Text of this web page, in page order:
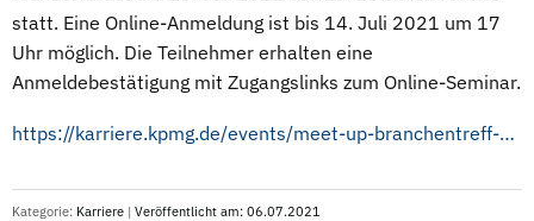
statt. Eine Online-Anmeldung ist bis 14. Juli 2021 um 17
Uhr möglich. Die Teilnehmer erhalten eine
Anmeldebestätigung mit Zugangslinks zum Online-Seminar.
https://karriere.kpmg.de/events/meet-up-branchentreff-healthcare.html
Kategorie: Karriere | Veröffentlicht am: 06.07.2021